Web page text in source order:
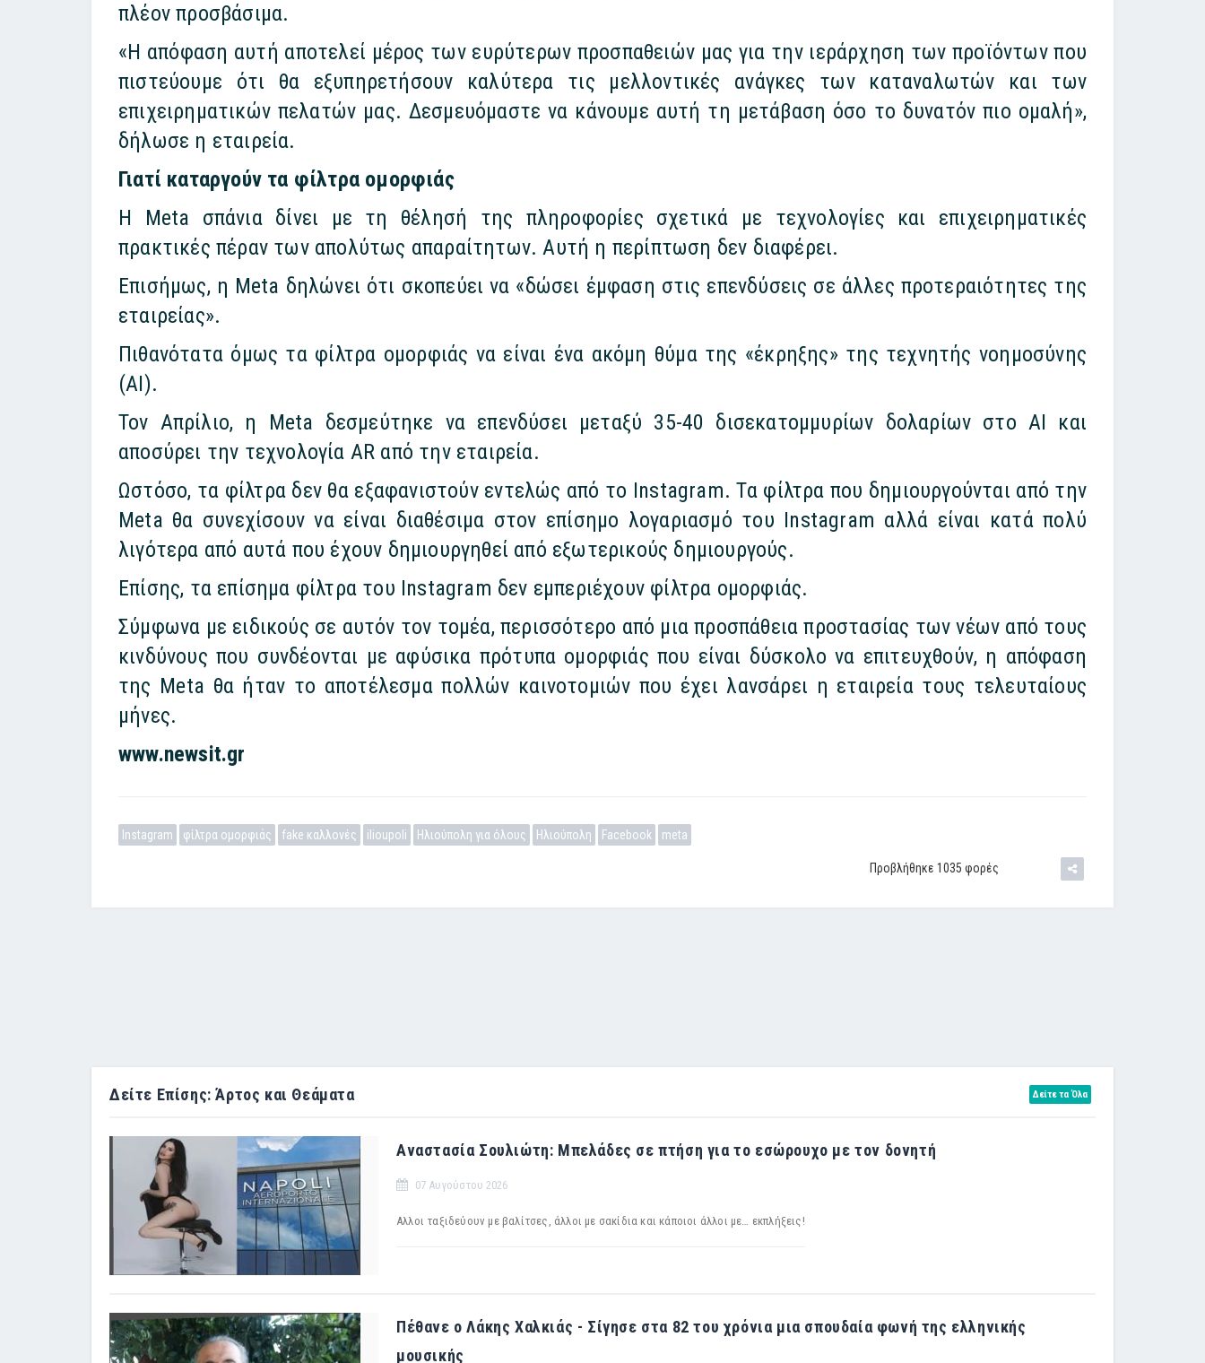
πλέον προσβάσιμα.
«Η απόφαση αυτή αποτελεί μέρος των ευρύτερων προσπαθειών μας για την ιεράρχηση των προϊόντων που
πιστεύουμε ότι θα εξυπηρετήσουν καλύτερα τις μελλοντικές ανάγκες των καταναλωτών και των
επιχειρηματικών πελατών μας. Δεσμευόμαστε να κάνουμε αυτή τη μετάβαση όσο το δυνατόν πιο ομαλή»,
δήλωσε η εταιρεία.
Γιατί καταργούν τα φίλτρα ομορφιάς
Η Meta σπάνια δίνει με τη θέλησή της πληροφορίες σχετικά με τεχνολογίες και επιχειρηματικές
πρακτικές πέραν των απολύτως απαραίτητων. Αυτή η περίπτωση δεν διαφέρει.
Επισήμως, η Meta δηλώνει ότι σκοπεύει να «δώσει έμφαση στις επενδύσεις σε άλλες προτεραιότητες της
εταιρείας».
Πιθανότατα όμως τα φίλτρα ομορφιάς να είναι ένα ακόμη θύμα της «έκρηξης» της τεχνητής νοημοσύνης
(AI).
Τον Απρίλιο, η Meta δεσμεύτηκε να επενδύσει μεταξύ 35-40 δισεκατομμυρίων δολαρίων στο AI και
αποσύρει την τεχνολογία AR από την εταιρεία.
Ωστόσο, τα φίλτρα δεν θα εξαφανιστούν εντελώς από το Instagram. Τα φίλτρα που δημιουργούνται από την
Meta θα συνεχίσουν να είναι διαθέσιμα στον επίσημο λογαριασμό του Instagram αλλά είναι κατά πολύ
λιγότερα από αυτά που έχουν δημιουργηθεί από εξωτερικούς δημιουργούς.
Επίσης, τα επίσημα φίλτρα του Instagram δεν εμπεριέχουν φίλτρα ομορφιάς.
Σύμφωνα με ειδικούς σε αυτόν τον τομέα, περισσότερο από μια προσπάθεια προστασίας των νέων από τους
κινδύνους που συνδέονται με αφύσικα πρότυπα ομορφιάς που είναι δύσκολο να επιτευχθούν, η απόφαση
της Meta θα ήταν το αποτέλεσμα πολλών καινοτομιών που έχει λανσάρει η εταιρεία τους τελευταίους
μήνες.
www.newsit.gr
Instagram φίλτρα ομορφιάς fake καλλονές ilioupoli Ηλιούπολη για όλους Ηλιούπολη Facebook meta
Προβλήθηκε 1035 φορές
Δείτε Επίσης: Άρτος και Θεάματα Δείτε τα Όλα
Αναστασία Σουλιώτη: Μπελάδες σε πτήση για το εσώρουχο με τον δονητή
07 Αυγούστου 2026
Αλλοι ταξιδεύουν με βαλίτσες, άλλοι με σακίδια και κάποιοι άλλοι με… εκπλήξεις!
Πέθανε ο Λάκης Χαλκιάς - Σίγησε στα 82 του χρόνια μια σπουδαία φωνή της ελληνικής
μουσικής